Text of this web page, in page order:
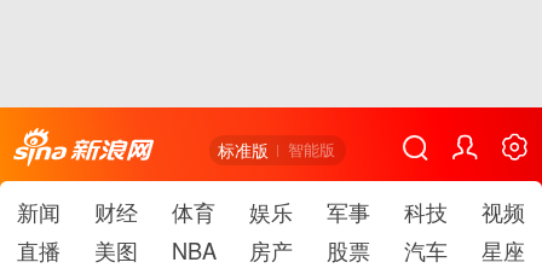
标准版 智能版
新闻 财经 体育 娱乐 军事 科技
视频
直播
美图 NBA 房产 股票 汽车
星座